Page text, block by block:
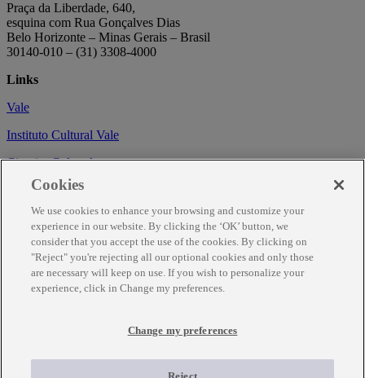
Praça da Liberdade, 640,
esquina com Rua Gonçalves Dias
Belo Horizonte – Minas Gerais – Brasil
30140-010 – (31) 3308-4000
Links
Vale
Instituto Cultural Vale
Circuito Cultural
Trabalhe conosco
Informações
Como chegar
Agendamento
Temporariamente fechado para obras de renovação.
Para mais informações ligue (31) 3343-7317
Cookies
We use cookies to enhance your browsing and customize your
experience in our website. By clicking the ‘OK’ button, we
consider that you accept the use of the cookies. By clicking on
"Reject" you're rejecting all our optional cookies and only those
are necessary will keep on use. If you wish to personalize your
experience, click in Change my preferences.
Change my preferences